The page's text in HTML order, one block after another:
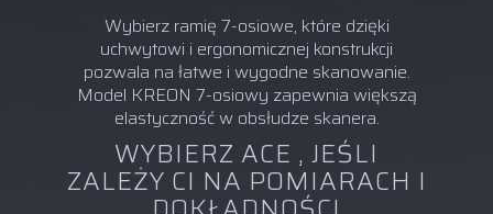
Wybierz ramię 7-osiowe, które dzięki
uchwytowi i ergonomicznej konstrukcji
pozwala na łatwe i wygodne skanowanie.
Model KREON 7-osiowy zapewnia większą
elastyczność w obsłudze skanera.
WYBIERZ ACE , JEŚLI
ZALEŻY CI NA POMIARACH I